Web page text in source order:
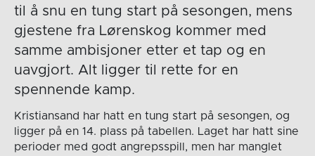
til å snu en tung start på sesongen, mens
gjestene fra Lørenskog kommer med
samme ambisjoner etter et tap og en
uavgjort. Alt ligger til rette for en
spennende kamp.
Kristiansand har hatt en tung start på sesongen, og
ligger på en 14. plass på tabellen. Laget har hatt sine
perioder med godt angrepsspill, men har manglet